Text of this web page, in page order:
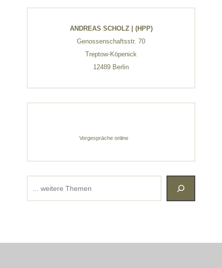
ANDREAS SCHOLZ | (HPP)
Genossenschaftsstr. 70
Treptow-Köpenick
12489 Berlin
Vorgespräche online